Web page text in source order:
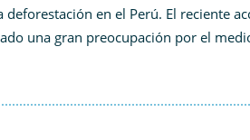
en el Perú. El reciente
una gran preocupación por el